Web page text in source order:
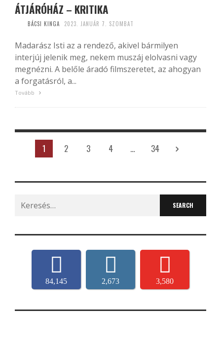
ÁTJÁRÓHÁZ – KRITIKA
BÁCSI KINGA 2023. JANUÁR 7. SZOMBAT
Madarász Isti az a rendező, akivel bármilyen
interjúj jelenik meg, nekem muszáj elolvasni vagy
megnézni. A belőle áradó filmszeretet, az ahogyan
a forgatásról, a...
Tovább
1 2 3 4 … 34
Search
for:
84,145 2,673 3,580